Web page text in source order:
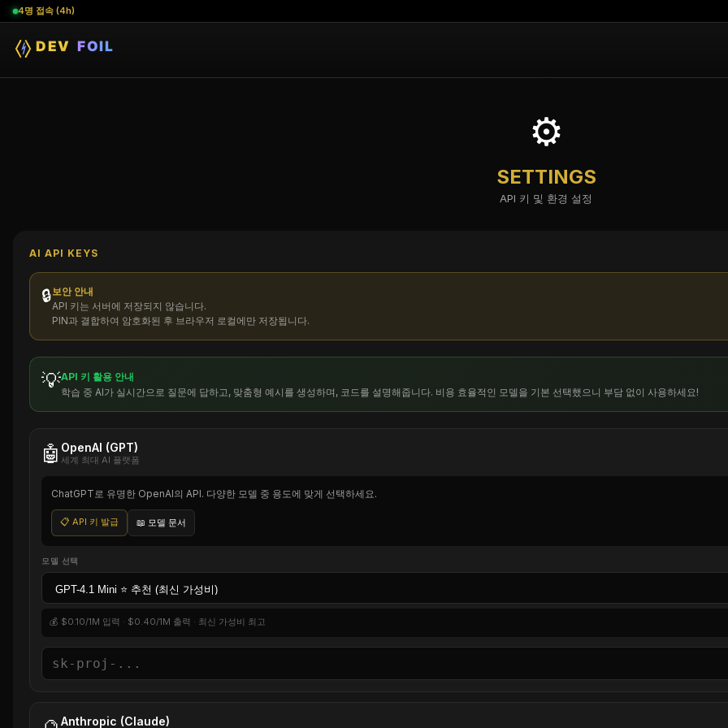
🔥 현재 접속자(4명)
4명 접속 (4h)
⚙️
SETTINGS
API 키 및 환경 설정
AI API KEYS
🔒보안 안내
API 키는 서버에 저장되지 않습니다.
PIN과 결합하여 암호화된 후 브라우저 로컬에만 저장됩니다.
💡API 키 활용 안내
학습 중 AI가 실시간으로 질문에 답하고, 맞춤형 예시를 생성하며, 코드를 설명해줍니다. 비용 효율적인 모델을 기본 선택했으니 부담 없이 사용하세요!
🤖 OpenAI (GPT)
세계 최대 AI 플랫폼
ChatGPT로 유명한 OpenAI의 API. 다양한 모델 중 용도에 맞게 선택하세요.
📋 API 키 발급 📖 모델 문서
모델 선택
💰 $0.10/1M 입력 · $0.40/1M 출력 · 최신 가성비 최고
Anthropic (Claude)